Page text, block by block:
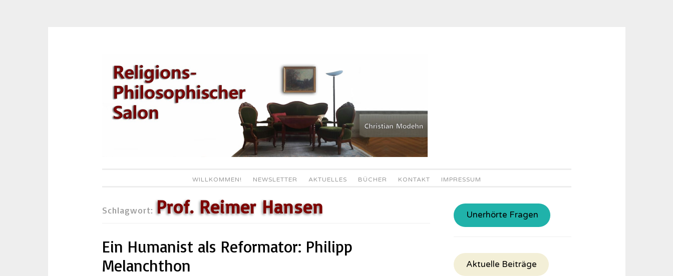
Inhalt
springen
WILLKOMMEN! NEWSLETTER AKTUELLES BÜCHER KONTAKT IMPRESSUM
Schlagwort: Prof. Reimer Hansen
Ein Humanist als Reformator: Philipp
Melanchthon
Unerhörte Fragen
Aktuelle Beiträge